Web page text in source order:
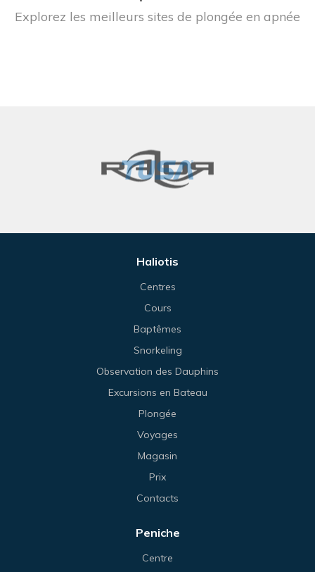
Explorez les meilleurs sites de plongée en apnée
Haliotis
Centres
Cours
Baptêmes
Snorkeling
Observation des Dauphins
Excursions en Bateau
Plongée
Voyages
Magasin
Prix
Contacts
Peniche
Centre